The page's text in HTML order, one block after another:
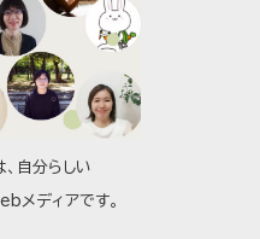
、自分らしい
メディアです。